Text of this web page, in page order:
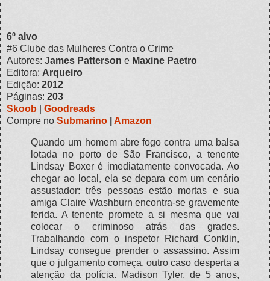
6º alvo
#6 Clube das Mulheres Contra o Crime
Autores: James Patterson e Maxine Paetro
Editora: Arqueiro
Edição: 2012
Páginas: 203
Skoob
Goodreads
Compre no Submarino Amazon
Quando um homem abre fogo contra uma balsa
lotada no porto de São Francisco, a tenente
Lindsay Boxer é imediatamente convocada. Ao
chegar ao local, ela se depara com um cenário
assustador: três pessoas estão mortas e sua
amiga Claire Washburn encontra-se gravemente
ferida. A tenente promete a si mesma que vai
colocar o criminoso atrás das grades.
Trabalhando com o inspetor Richard Conklin,
Lindsay consegue prender o assassino. Assim
que o julgamento começa, outro caso desperta a
atenção da polícia. Madison Tyler, de 5 anos,